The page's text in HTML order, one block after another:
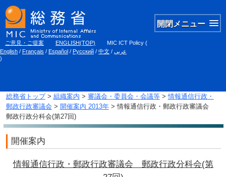
開閉メニュー
ご意見・ご提案 ENGLISH(TOP) MIC ICT Policy (
English / Français / Español / Русский / 中文 / عربي
)
総務省トップ> 組織案内 > 審議会・委員会・会議等>情報通信行政・
郵政行政審議会 > 開催案内 2013年> 情報通信行政・郵政行政審議会
郵政行政分科会(第27回)
開催案内
情報通信行政・郵政行政審議会 郵政行政分科会(第